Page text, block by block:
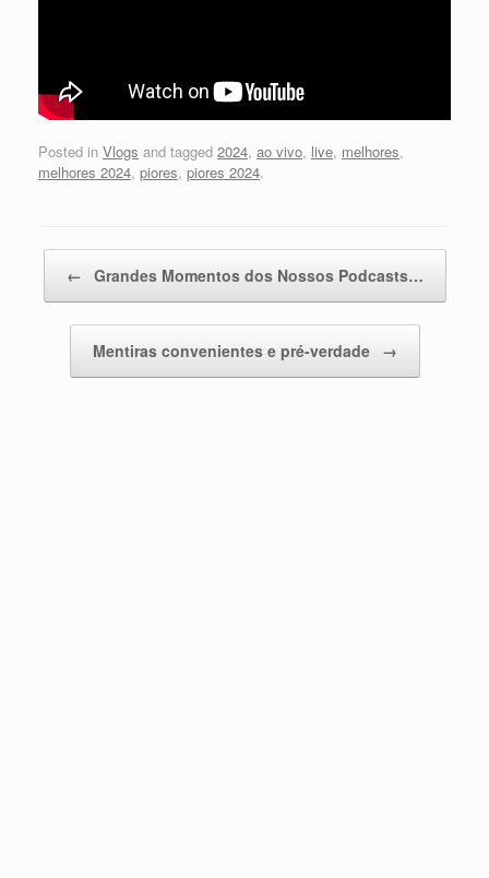
Posted in Vlogs and tagged 2024, ao vivo, live, melhores,
melhores 2024, piores, piores 2024.
← Grandes Momentos dos Nossos Podcasts…
Mentiras convenientes e pré-verdade →